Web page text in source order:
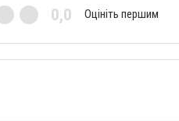
0,0 Оцініть першим